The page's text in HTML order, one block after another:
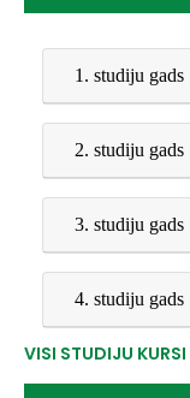
1. studiju gads
2. studiju gads
3. studiju gads
4. studiju gads
VISI STUDIJU KURSI